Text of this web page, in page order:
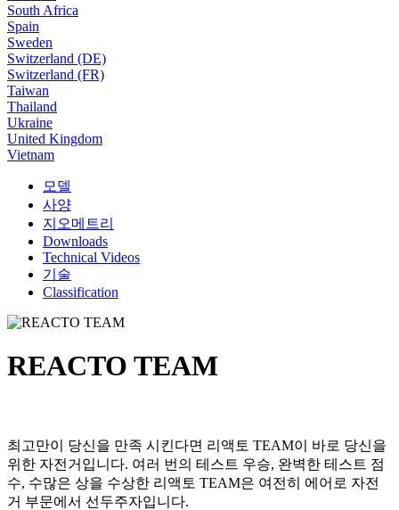
South Africa
Spain
Sweden
Switzerland (DE)
Switzerland (FR)
Taiwan
Thailand
Ukraine
United Kingdom
Vietnam
모델
사양
지오메트리
Downloads
Technical Videos
기술
Classification
REACTO TEAM
최고만이 당신을 만족 시킨다면 리액토 TEAM이 바로 당신을
위한 자전거입니다. 여러 번의 테스트 우승, 완벽한 테스트 점
수, 수많은 상을 수상한 리액토 TEAM은 여전히 ​​에어로 자전
거 부문에서 선두주자입니다.